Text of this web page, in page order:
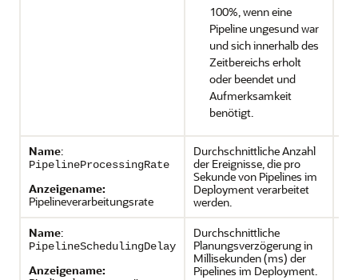
100%, wenn eine
Pipeline ungesund war
und sich innerhalb des
Zeitbereichs erholt
oder beendet und
Aufmerksamkeit
benötigt.
Name:
PipelineProcessingRate
Anzeigename:
Pipelineverarbeitungsrate
Durchschnittliche Anzahl
der Ereignisse, die pro
Sekunde von Pipelines im
Deployment verarbeitet
werden.
Name:
PipelineSchedulingDelay
Anzeigename:
Durchschnittliche
Planungsverzögerung in
Millisekunden (ms) der
Pipelines im Deployment.